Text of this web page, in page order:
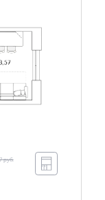
руб.